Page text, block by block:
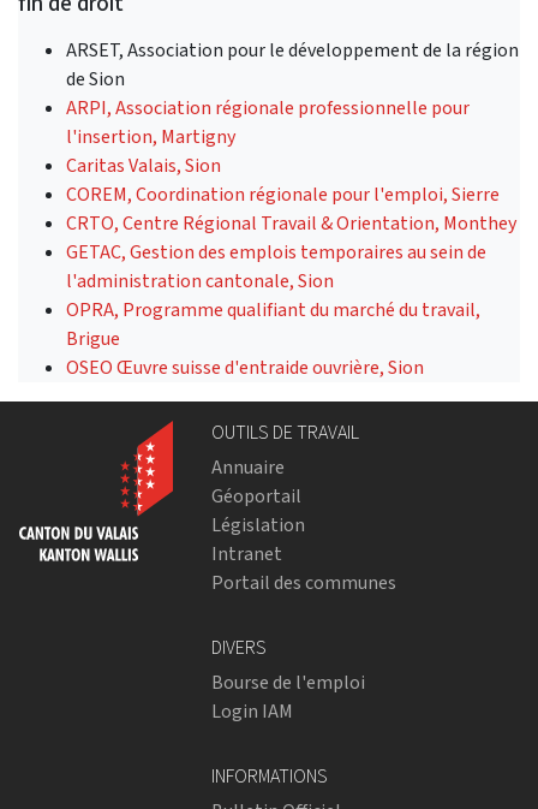
ARSET, Association pour le développement de la région
de Sion
ARPI, Association régionale professionnelle pour
l'insertion, Martigny
Caritas Valais, Sion
COREM, Coordination régionale pour l'emploi, Sierre
CRTO, Centre Régional Travail & Orientation, Monthey
GETAC, Gestion des emplois temporaires au sein de
l'administration cantonale, Sion
OPRA, Programme qualifiant du marché du travail,
Brigue
OSEO Œuvre suisse d'entraide ouvrière, Sion
OUTILS DE TRAVAIL
Annuaire
Géoportail
Législation
Intranet
Portail des communes
DIVERS
Bourse de l'emploi
Login IAM
INFORMATIONS